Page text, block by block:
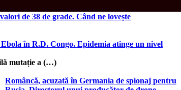
de 38 de grade. Când ne lovește
în R.D. Congo. Epidemia atinge un nivel
mutație a (…)
Româncă, acuzată în Germania de spionaj pentru